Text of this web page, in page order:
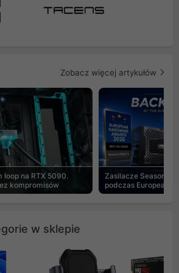
Zobacz więcej artykułów
loop na RTX 5090.
kompromisów
Zasilacze Seasonic
podczas European
w sklepie